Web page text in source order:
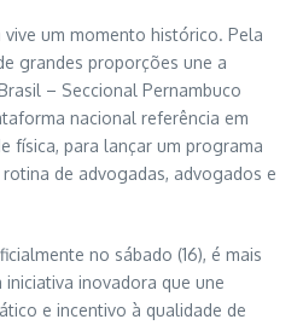
vive um momento histórico. Pela
grandes proporções une a
– Seccional Pernambuco
nacional referência em
física, para lançar um programa
de advogadas, advogados e
no sábado (16), é mais
inovadora que une
e incentivo à qualidade de